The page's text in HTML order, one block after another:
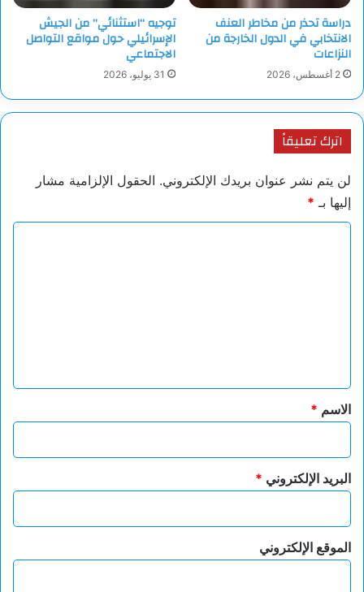
دراسة تحذر من مخاطر العنف
الانتخابي في الدول الخارجة من
النزاعات
2 أغسطس، 2026
توجيه “استثنائي” من الجيش
الإسرائيلي حول مواقع التواصل
الاجتماعي
31 يوليو، 2026
اترك تعليقاً
لن يتم نشر عنوان بريدك الإلكتروني. الحقول الإلزامية مشار
إليها بـ *
*
الاسم *
البريد الإلكتروني *
الموقع الإلكتروني